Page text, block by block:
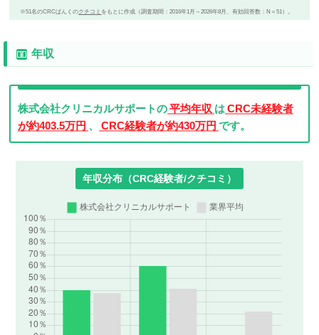
※51名のCRCばんくのクチコミ をもとに作成（調査期間：2016年1月～2026年8月、有効回答数：N＝51）。
年収
株式会社クリニカルサポートの 平均年収 は CRC未経験者
が約403.5万円 、 CRC経験者が約430万円 です。
年収分布（CRC経験者/クチコミ）